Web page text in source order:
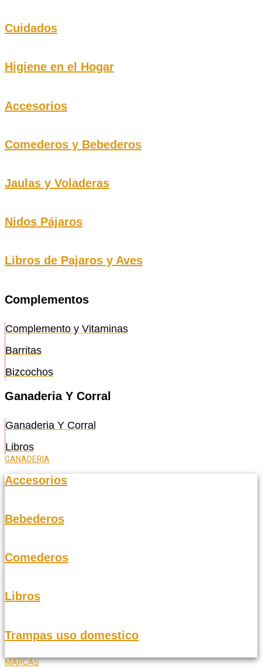
Cuidados
Higiene en el Hogar
Accesorios
Comederos y Bebederos
Jaulas y Voladeras
Nidos Pájaros
Libros de Pajaros y Aves
Complementos
Complemento y Vitaminas
Barritas
Bizcochos
Ganaderia Y Corral
Ganaderia Y Corral
Libros
GANADERIA
Accesorios
Bebederos
Comederos
Libros
Trampas uso domestico
MARCAS